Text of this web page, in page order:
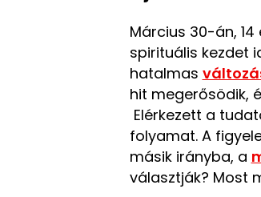
Március 30-án,
spirituális kezdet
hatalmas
hit megerősödik,
Elérkezett a
folyamat. A
másik irányba, a
választják? Most